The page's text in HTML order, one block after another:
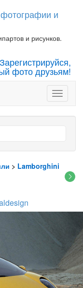
и
и рисунков.
фото друзьям!
Toggle
> Lamborghini